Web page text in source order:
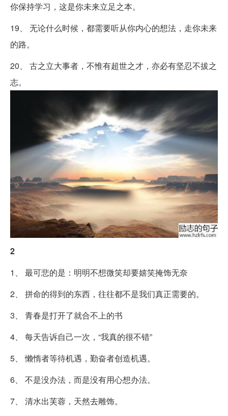
你保持学习，这是你未来立足之本。
19、 无论什么时候，都需要听从你内心的想法，走你未来
的路。
20、 古之立大事者，不惟有超世之才，亦必有坚忍不拔之
志。
2
1、 最可悲的是：明明不想微笑却要嬉笑掩饰无奈
2、 拼命的得到的东西，往往都不是我们真正需要的。
3、 青春是打开了就合不上的书
4、 每天告诉自己一次，“我真的很不错”
5、 懒惰者等待机遇，勤奋者创造机遇。
6、 不是没办法，而是没有用心想办法。
7、 清水出芙蓉，天然去雕饰。